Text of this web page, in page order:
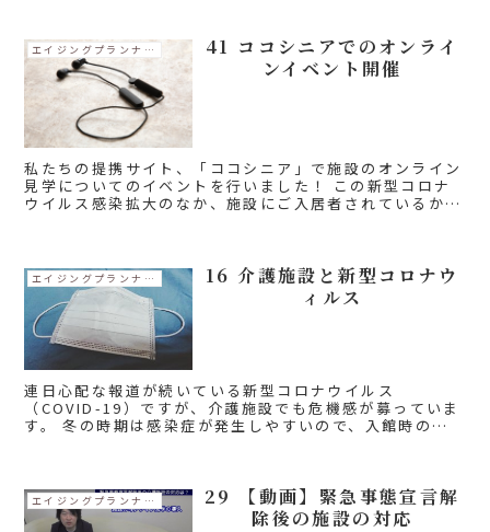
エイジングプランナーコラム
41 ココシニアでのオンライ
ンイベント開催
私たちの提携サイト、「ココシニア」で施設のオンライン
見学についてのイベントを行いました！ この新型コロナ
ウイルス感染拡大のなか、施設にご入居者されているかた
エイジングプランナーコラム
16 介護施設と新型コロナウ
ィルス
連日心配な報道が続いている新型コロナウイルス
（COVID-19）ですが、介護施設でも危機感が募っていま
す。 冬の時期は感染症が発生しやすいので、入館時の手
エイジングプランナーコラム
29 【動画】緊急事態宣言解
除後の施設の対応